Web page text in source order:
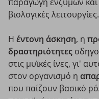
βιολογικές λειτουργίες.
Η έντονη άσκηση, η
δραστηριότητες
στις μυϊκές ίνες, γι'
στον οργανισμό η
που παίζουν βασικό